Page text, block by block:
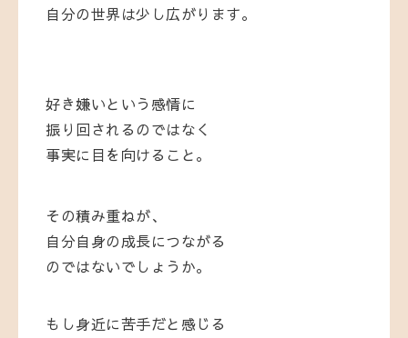
自分の世界は少し広がります。
好き嫌いという感情に
振り回されるのではなく
事実に目を向けること。
その積み重ねが、
自分自身の成長につながる
のではないでしょうか。
もし身近に苦手だと感じる